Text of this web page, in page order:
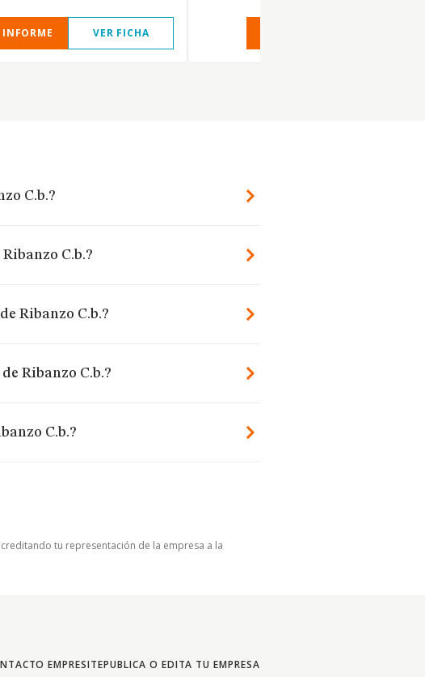
INFORME VER FICHA
C.b.?
C.b.?
Ribanzo C.b.?
Ribanzo C.b.?
C.b.?
tu representación de la empresa a la
EMPRESITEPUBLICA O EDITA TU EMPRESA